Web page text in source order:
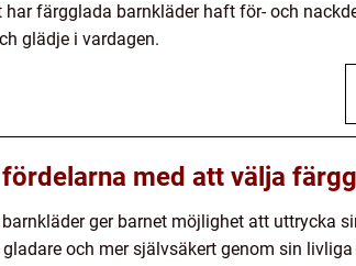
har färgglada barnkläder haft för- och
glädje i vardagen.
med att välja
ger barnet möjlighet att uttrycka
gladare och mer självsäkert genom sin